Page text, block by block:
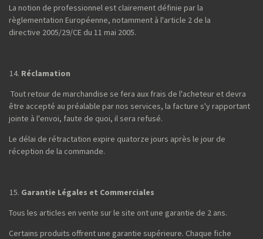
La notion de professionnel est clairement définie par la
règlementation Européenne, notamment à l'article 2 de la
directive 2005/29/CE du 11 mai 2005.
Réclamation
Tout retour de marchandise se fera aux frais de l'acheteur et devra
être accepté au préalable par nos services, la facture s'y rapportant
jointe à l'envoi, faute de quoi, il sera refusé.
Le délai de rétractation expire quatorze jours après le jour de
réception de la commande.
Garantie Légales et Commerciales
Tous les articles en vente sur le site ont une garantie de 2 ans.
Certains produits offrent une garantie supérieure. Chaque fiche